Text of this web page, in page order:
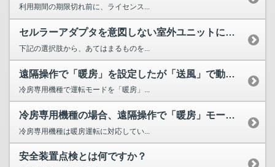
利用期間の期限切れ前に、ライセンス...
セルラーアダプタを意図しない室外ユニットに付け間違えてしまった。
下記の選択肢から、あてはまるものを...
遠隔操作で「暖房」を設定したが「送風」で動作する
冷房専用機種で運転モードを「暖房」...
冷房専用機種の場合、遠隔操作で「暖房」モードに設定できますか？
冷房専用機種は暖房運転に対応してい...
安全装置点検とは何ですか？